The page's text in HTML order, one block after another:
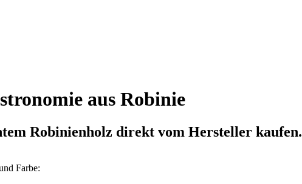
aus Robinie
Robinienholz direkt vom Hersteller kaufen.
Farbe: